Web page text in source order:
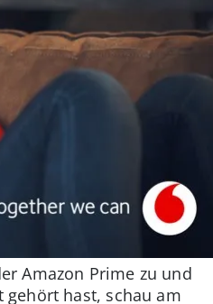
Amazon Prime zu und
gehört hast, schau am